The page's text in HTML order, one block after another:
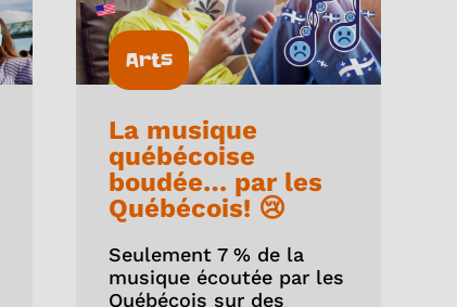
Arts
La musique
québécoise
boudée… par les
Québécois! 😢
Seulement 7 % de la
musique écoutée par les
Québécois sur des